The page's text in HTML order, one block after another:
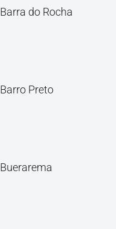
Barra do Rocha
Barro Preto
Buerarema